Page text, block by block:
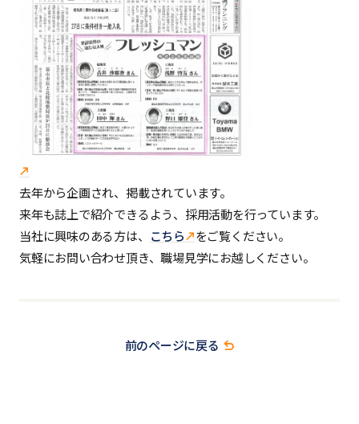
去年から企画され、掲載されています。
来年も誌上で紹介できるよう、採用活動を行っています。
当社に興味のある方は、
こちら
をご覧ください。
気軽にお問い合わせ頂き、職場見学にお越しください。
前のページに戻る